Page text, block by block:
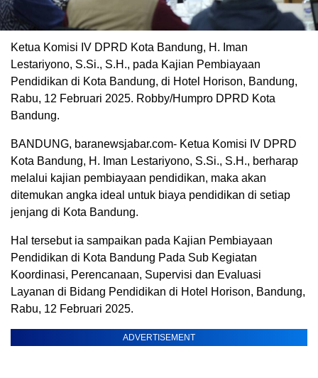
Ketua Komisi IV DPRD Kota Bandung, H. Iman
Lestariyono, S.Si., S.H., pada Kajian Pembiayaan
Pendidikan di Kota Bandung, di Hotel Horison, Bandung,
Rabu, 12 Februari 2025. Robby/Humpro DPRD Kota
Bandung.
BANDUNG, baranewsjabar.com- Ketua Komisi IV DPRD
Kota Bandung, H. Iman Lestariyono, S.Si., S.H., berharap
melalui kajian pembiayaan pendidikan, maka akan
ditemukan angka ideal untuk biaya pendidikan di setiap
jenjang di Kota Bandung.
Hal tersebut ia sampaikan pada Kajian Pembiayaan
Pendidikan di Kota Bandung Pada Sub Kegiatan
Koordinasi, Perencanaan, Supervisi dan Evaluasi
Layanan di Bidang Pendidikan di Hotel Horison, Bandung,
Rabu, 12 Februari 2025.
ADVERTISEMENT